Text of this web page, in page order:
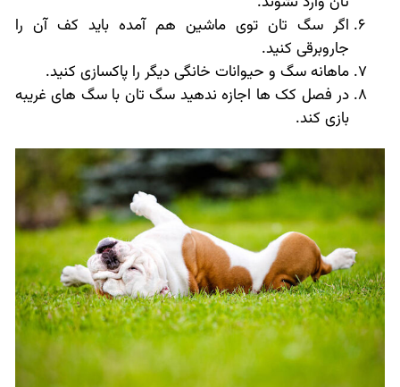
اگر سگ تان توی ماشین هم آمده باید کف آن را
جاروبرقی کنید.
ماهانه سگ و حیوانات خانگی دیگر را پاکسازی کنید.
در فصل کک ها اجازه ندهید سگ تان با سگ های غریبه
بازی کند.